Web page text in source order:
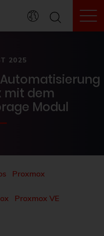
2025
mit dem
Modul
Proxmox
Proxmox VE